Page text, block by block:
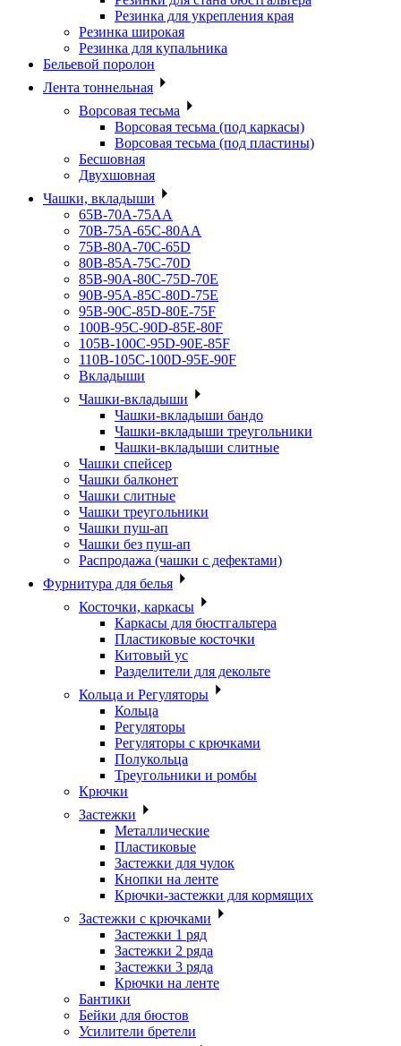
Резинка для укрепления края
Резинка широкая
Резинка для купальника
Бельевой поролон
Лента тоннельная
Ворсовая тесьма
Ворсовая тесьма (под каркасы)
Ворсовая тесьма (под пластины)
Бесшовная
Двухшовная
Чашки, вкладыши
65B-70A-75АА
70В-75А-65С-80АА
75В-80А-70С-65D
80В-85А-75С-70D
85В-90А-80С-75D-70E
90B-95A-85C-80D-75E
95B-90C-85D-80E-75F
100B-95C-90D-85E-80F
105B-100C-95D-90E-85F
110B-105C-100D-95E-90F
Вкладыши
Чашки-вкладыши
Чашки-вкладыши бандо
Чашки-вкладыши треугольники
Чашки-вкладыши слитные
Чашки спейсер
Чашки балконет
Чашки слитные
Чашки треугольники
Чашки пуш-ап
Чашки без пуш-ап
Распродажа (чашки с дефектами)
Фурнитура для белья
Косточки, каркасы
Каркасы для бюстгальтера
Пластиковые косточки
Китовый ус
Разделители для декольте
Кольца и Регуляторы
Кольца
Регуляторы
Регуляторы с крючками
Полукольца
Треугольники и ромбы
Крючки
Застежки
Металлические
Пластиковые
Застежки для чулок
Кнопки на ленте
Крючки-застежки для кормящих
Застежки с крючками
Застежки 1 ряд
Застежки 2 ряда
Застежки 3 ряда
Крючки на ленте
Бантики
Бейки для бюстов
Усилители бретели